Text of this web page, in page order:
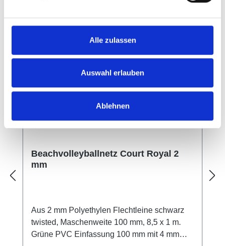
Alle zulassen
Auswahl erlauben
Ablehnen
Beachvolleyballnetz Court Royal 2
mm
Aus 2 mm Polyethylen Flechtleine schwarz
twisted, Maschenweite 100 mm, 8,5 x 1 m.
Grüne PVC Einfassung 100 mm mit 4 mm